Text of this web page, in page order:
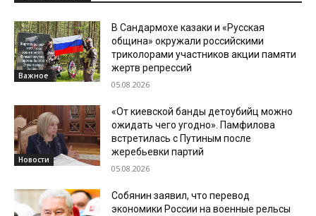
Важное
В Сандармохе казаки и «Русская
община» окружали российскими
триколорами участников акции памяти
жертв репрессий
05.08.2026
Новости
«От киевской банды детоубийц можно
ожидать чего угодно». Памфилова
встретилась с Путиным после
жеребьевки партий
05.08.2026
Собянин заявил, что перевод
экономики России на военные рельсы